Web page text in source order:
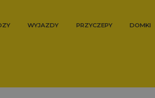
WYJAZDY PRZYCZEPY DOMKI